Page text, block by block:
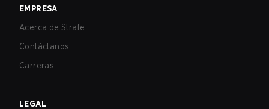
EMPRESA
Acerca de Strafe
Contáctanos
Carreras
LEGAL